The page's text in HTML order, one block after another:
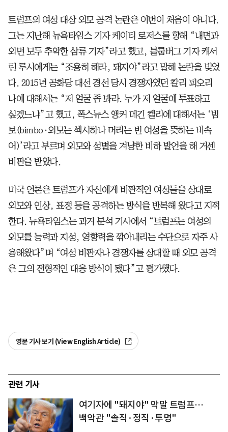
트럼프의 여성 대상 외모 공격 논란은 이번이 처음이 아니다.
그는 지난해 뉴욕타임스 기자 케이티 로저스를 향해 “내면과
외면 모두 추악한 삼류 기자”라고 했고, 블룸버그 기자 캐서
린 루시에게는 “조용히 해라, 돼지야”라고 말해 논란을 빚었
다. 2015년 공화당 대선 경선 당시 경쟁자였던 칼리 피오리
나에 대해서는 “저 얼굴 좀 봐라. 누가 저 얼굴에 투표하고
싶겠느냐”고 했고, 폭스뉴스 앵커 메긴 켈리에 대해서는 ‘빔
보(bimbo·외모는 섹시하나 머리는 빈 여성을 뜻하는 비속
어)’라고 부르며 외모와 성별을 겨냥한 비하 발언을 해 거센
비판을 받았다.
미국 언론은 트럼프가 자신에게 비판적인 여성들을 상대로
외모와 인상, 표정 등을 공격하는 방식을 반복해 왔다고 지적
한다. 뉴욕타임스는 과거 분석 기사에서 “트럼프는 여성의
외모를 능력과 지성, 영향력을 깎아내리는 수단으로 자주 사
용해왔다”며 “여성 비판자나 경쟁자를 상대할 때 외모 공격
은 그의 전형적인 대응 방식이 됐다”고 평가했다.
영문 기사 보기 (View English Article)
관련 기사
여기자에 "돼지야" 막말 트럼프…
백악관 "솔직·정직·투명"